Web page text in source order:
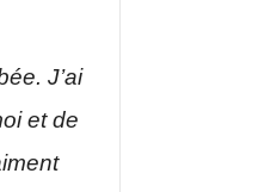
J’ai
et de